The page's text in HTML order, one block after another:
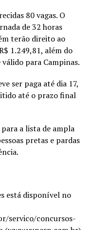
80 vagas. O
de 32 horas
terão direito ao
1.249,81, além do
para Campinas.
ser paga até dia 17,
até o prazo final
a lista de ampla
pretas e pardas
está disponível no
servico/concursos-